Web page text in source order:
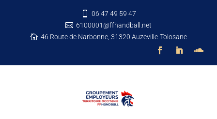

06 47 49 59 47
 6100001@ffhandball.net
 46 Route de Narbonne, 31320 Auzeville-Tolosane